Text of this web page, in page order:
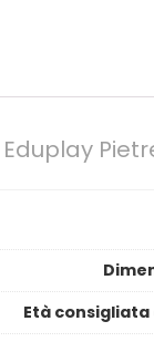
Eduplay
Età